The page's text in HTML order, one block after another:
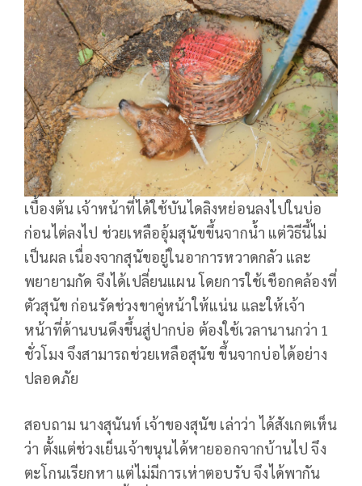
เบื้องต้น เจ้าหน้าที่ได้ใช้บันไดลิงหย่อนลงไปในบ่อ
ก่อนไต่ลงไป ช่วยเหลืออุ้มสุนัขขึ้นจากน้ำ แต่วิธีนี้ไม่
เป็นผล เนื่องจากสุนัขอยู่ในอาการหวาดกลัว และ
พยายามกัด จึงได้เปลี่ยนแผน โดยการใช้เชือกคล้องที่
ตัวสุนัข ก่อนรัดช่วงขาคู่หน้าให้แน่น และให้เจ้า
หน้าที่ด้านบนดึงขึ้นสู่ปากบ่อ ต้องใช้เวลานานกว่า 1
ชั่วโมง จึงสามารถช่วยเหลือสุนัข ขึ้นจากบ่อได้อย่าง
ปลอดภัย
สอบถาม นางสุนันท์ เจ้าของสุนัข เล่าว่า ได้สังเกตเห็น
ว่า ตั้งแต่ช่วงเย็นเจ้าขนุนได้หายออกจากบ้านไป จึง
ตะโกนเรียกหา แต่ไม่มีการเห่าตอบรับ จึงได้พากัน